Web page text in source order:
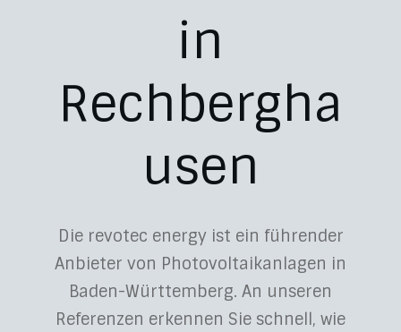
in
Rechbergha
usen
Die revotec energy ist ein führender
Anbieter von Photovoltaikanlagen in
Baden-Württemberg. An unseren
Referenzen erkennen Sie schnell, wie